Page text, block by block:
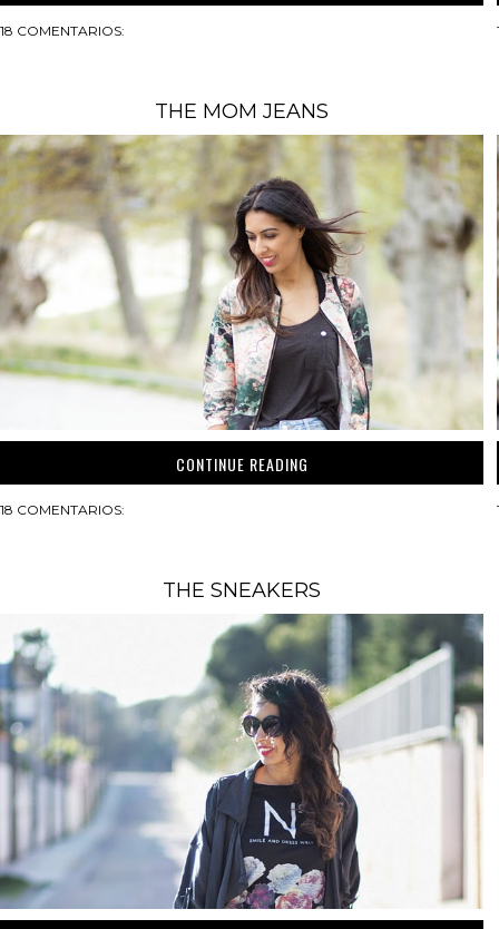
18 COMENTARIOS:
THE MOM JEANS
CONTINUE READING
18 COMENTARIOS:
THE SNEAKERS